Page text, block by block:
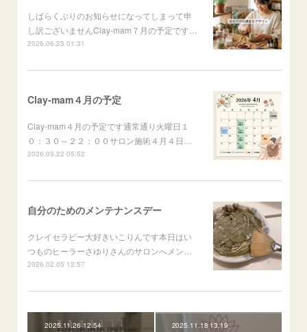
しばらくぶりのお知らせになってしまって申
し訳ございませんClay-mam７月の予定です…
2026.06.25 01:31
Clay-mam４月の予定
Clay-mam４月の予定です通常通り火曜日１
０：３０～２２：００サロン施術４月４日…
2026.03.22 05:52
自分のためのメンテナンスデー
クレイセラピー大好きいこりんです本日はい
つものヒーラーさゆりさんのサロンへメン…
2026.02.05 12:57
2025.11.26 12:54 2025.11.18 13:19